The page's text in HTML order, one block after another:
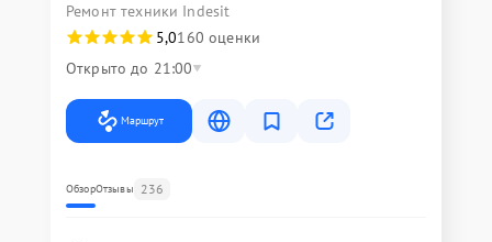
Ремонт техники Indesit
5,0160 оценки
Открыто до 21:00
Маршрут
ОбзорОтзывы 236